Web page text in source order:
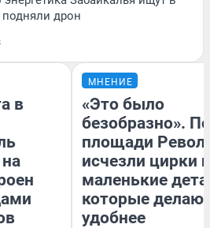
дрон
в
МНЕНИЕ
«Это было
безобразно».
площади
исчезли цирки
маленькие
которые
удобнее